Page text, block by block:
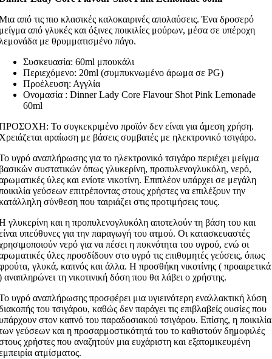
από τις πιο κλασικές καλοκαιρινές απολαύσεις. Ένα δροσερό
από γλυκές και όξινες ποικιλίες μούρων, μέσα σε υπέροχη
με θρυμματισμένο πάγο.
Συσκευασία: 60ml μπουκάλι
Περιεχόμενο: 20ml (συμπυκνωμένο άρωμα σε PG)
Προέλευση: Αγγλία
Ονομασία : Dinner Lady Core Flavour Shot Pink Lemonade
60ml
Το συγκεκριμένο προϊόν δεν είναι για άμεση χρήση.
αραίωση με βάσεις συμβατές με ηλεκτρονικό τσιγάρο.
υγρό αναπλήρωσης για το ηλεκτρονικό τσιγάρο περιέχει μείγμα
συστατικών όπως γλυκερίνη, προπυλενογλυκόλη, νερό,
ύλες και ενίοτε νικοτίνη. Επιπλέον υπάρχει σε μεγάλη
γεύσεων επιτρέποντας στους χρήστες να επιλέξουν την
σύνθεση που ταιριάζει στις προτιμήσεις τους.
γλυκερίνη και η προπυλενογλυκόλη αποτελούν τη βάση του και
υπεύθυνες για την παραγωγή του ατμού. Οι κατασκευαστές
νερό για να πέσει η πυκνότητα του υγρού, ενώ οι
ύλες προσδίδουν στο υγρό τις επιθυμητές γεύσεις, όπως
γλυκά, καπνός και άλλα. Η προσθήκη νικοτίνης ( προαιρετικά
αναπληρώνει τη νικοτινική δόση που θα λάβει ο χρήστης.
υγρό αναπλήρωσης προσφέρει μια υγιεινότερη εναλλακτική λύση
του τσιγάρου, καθώς δεν παράγει τις επιβλαβείς ουσίες που
στον καπνό του παραδοσιακού τσιγάρου. Επίσης, η ποικιλία
γεύσεων και η προσαρμοστικότητά του το καθιστούν δημοφιλές
χρήστες που αναζητούν μια ευχάριστη και εξατομικευμένη
ατμίσματος.